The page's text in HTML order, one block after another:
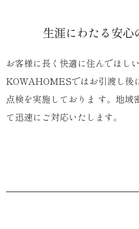
生涯にわたる安心
お客様に長く快適に住んでほしい
KOWAHOMESではお引渡し後
点検を実施しておりま す。地域
て迅速にご対応いたします。